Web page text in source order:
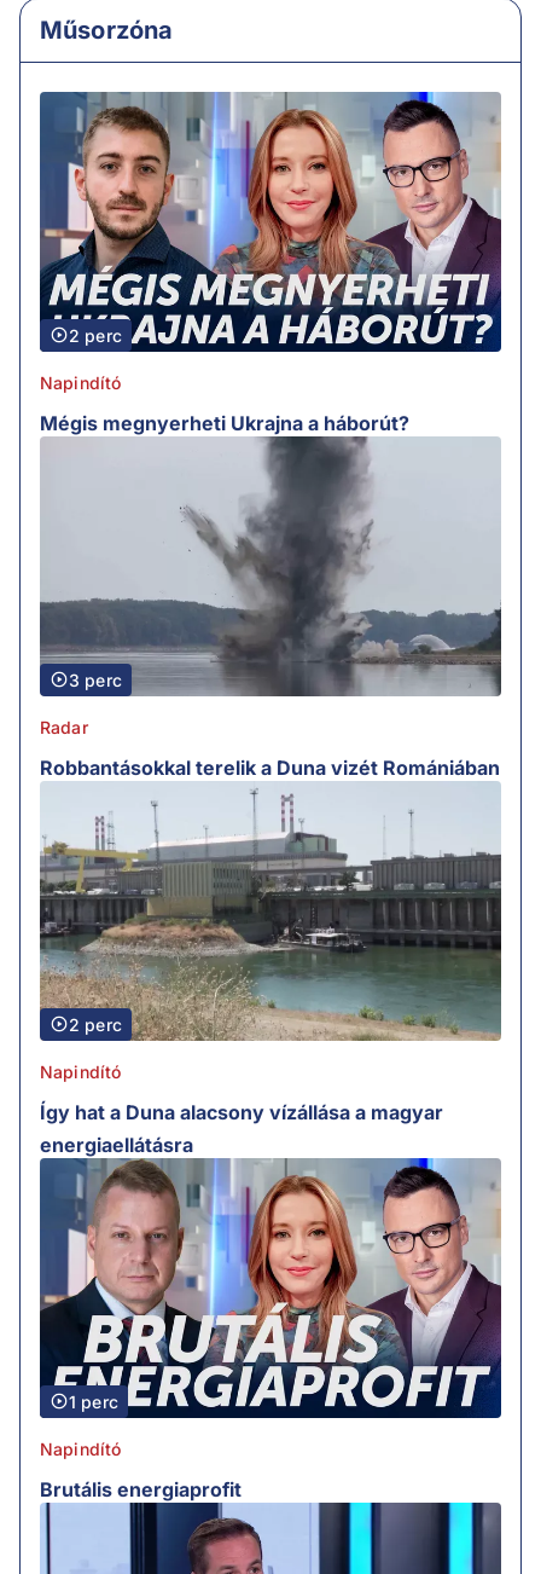
Műsorzóna
2 perc
Napindító
Mégis megnyerheti Ukrajna a háborút?
3 perc
Radar
Robbantásokkal terelik a Duna vizét Romániában
2 perc
Napindító
Így hat a Duna alacsony vízállása a magyar
energiaellátásra
1 perc
Napindító
Brutális energiaprofit